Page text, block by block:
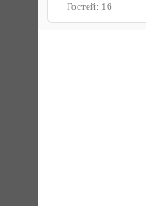
Гостей: 16